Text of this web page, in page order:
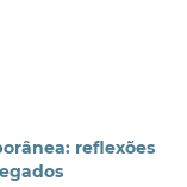
reflexões